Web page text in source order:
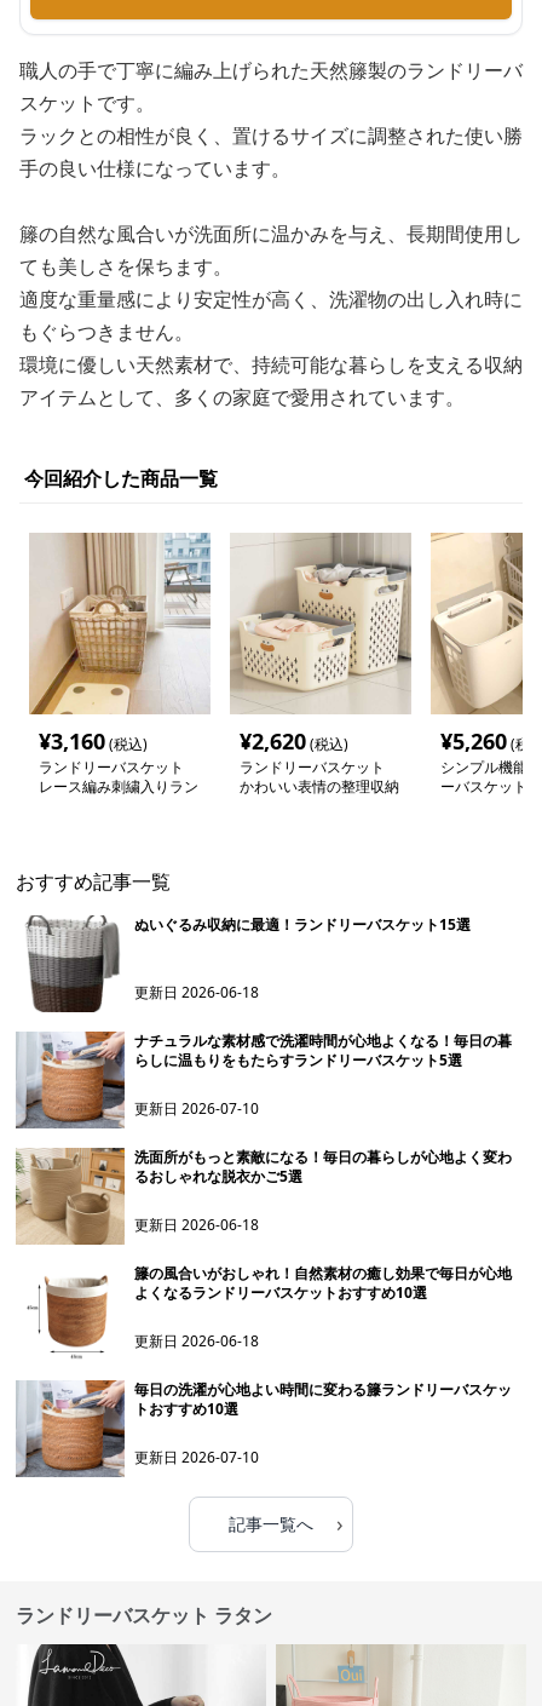
職人の手で丁寧に編み上げられた天然籐製のランドリーバ
スケットです。
ラックとの相性が良く、置けるサイズに調整された使い勝
手の良い仕様になっています。
籐の自然な風合いが洗面所に温かみを与え、長期間使用し
ても美しさを保ちます。
適度な重量感により安定性が高く、洗濯物の出し入れ時に
もぐらつきません。
環境に優しい天然素材で、持続可能な暮らしを支える収納
アイテムとして、多くの家庭で愛用されています。
今回紹介した商品一覧
¥3,160(税込)
ランドリーバスケット
レース編み刺繍入りラン
¥2,620(税込)
ランドリーバスケット
かわいい表情の整理収納
¥5,260(税
シンプル機能
ーバスケット
おすすめ記事一覧
ぬいぐるみ収納に最適！ランドリーバスケット15選
更新日2026-06-18
ナチュラルな素材感で洗濯時間が心地よくなる！毎日の暮
らしに温もりをもたらすランドリーバスケット5選
更新日2026-07-10
洗面所がもっと素敵になる！毎日の暮らしが心地よく変わ
るおしゃれな脱衣かご5選
更新日2026-06-18
籐の風合いがおしゃれ！自然素材の癒し効果で毎日が心地
よくなるランドリーバスケットおすすめ10選
更新日2026-06-18
毎日の洗濯が心地よい時間に変わる籐ランドリーバスケッ
トおすすめ10選
更新日2026-07-10
記事一覧へ ›
ランドリーバスケット ラタン